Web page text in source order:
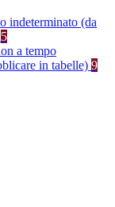
indeterminato (da
5
a tempo
in tabelle) 9